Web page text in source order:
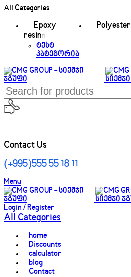
All Categories
Epoxy
resin
ტესტ
კატეგორია
Polyester
Contact Us
(+995)555 55 18 11
Menu
Login / Register
All Categories
home
Discounts
calculator
blog
Contact